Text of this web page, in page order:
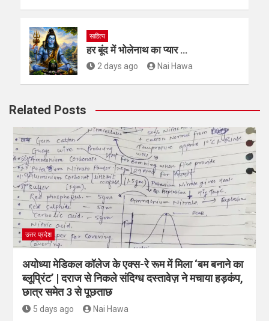
साहित्य
हर बूंद में भोलेनाथ का प्यार …
2 days ago Nai Hawa
Related Posts
उत्तर प्रदेश
अयोध्या मेडिकल कॉलेज के एक्स-रे रूम में मिला ‘बम बनाने का
ब्लूप्रिंट’ | दराज से निकले संदिग्ध दस्तावेज़ ने मचाया हड़कंप,
छात्र समेत 3 से पूछताछ
5 days ago Nai Hawa